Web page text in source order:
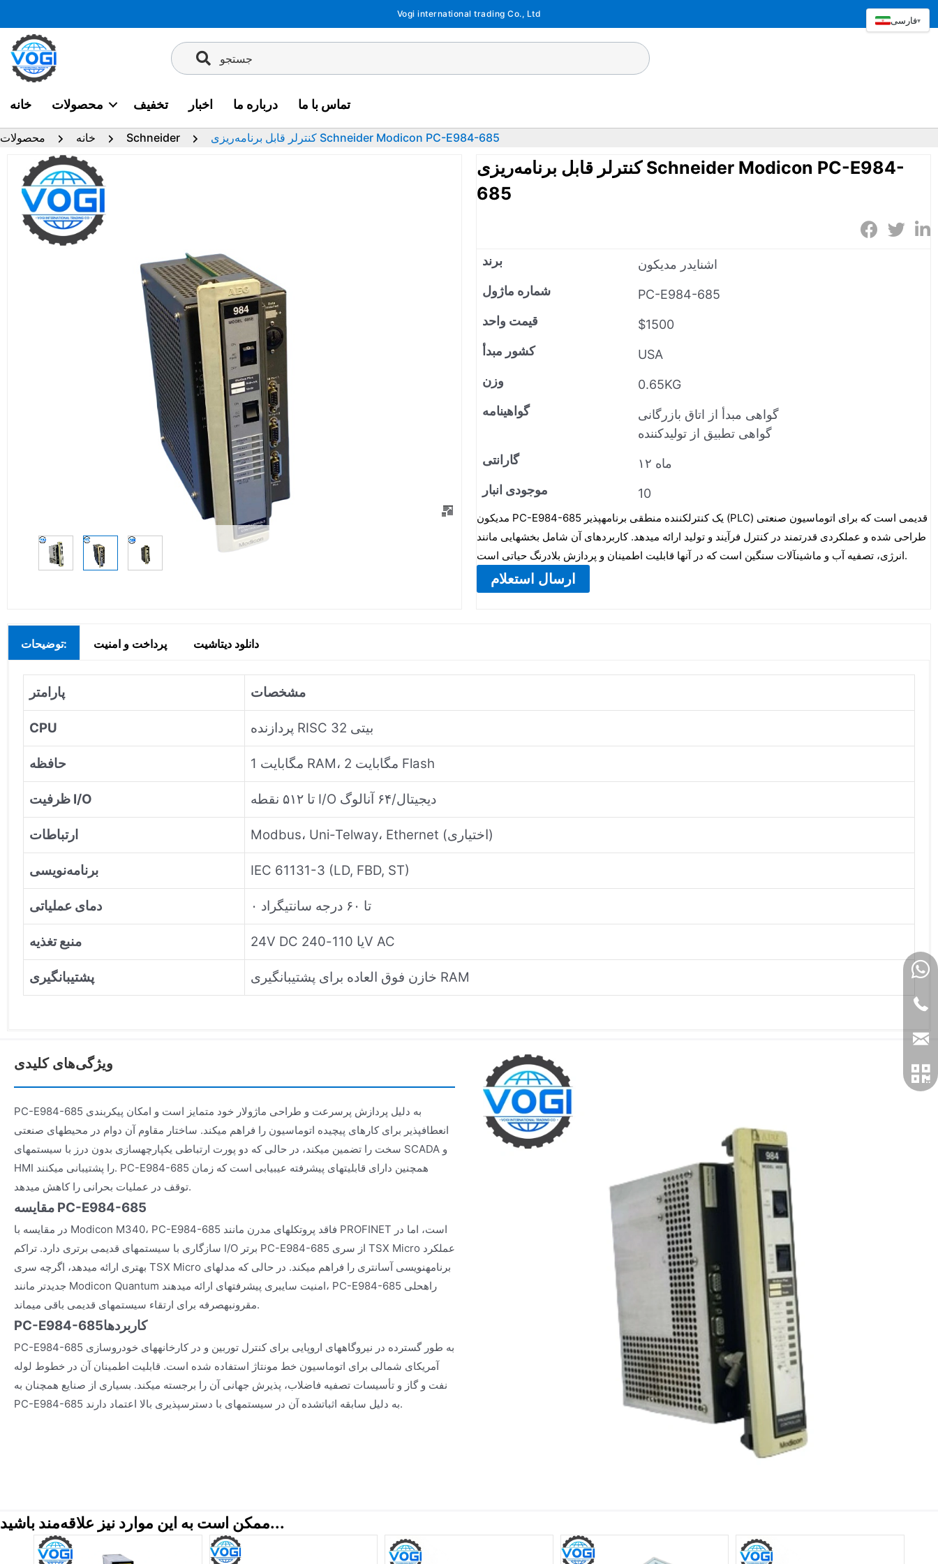
به
محتوا
Vogi international trading Co., Ltd
جستجو
خانه محصولات تخفیف اخبار درباره ما تماس با ما
خانه محصولات Schneider کنترلر قابل برنامه‌ریزی Schneider Modicon PC-E984-685
کنترلر قابل برنامه‌ریزی Schneider Modicon PC-E984-
685
برند
اشنایدر مدیکون
شماره ماژول
PC-E984-685
قیمت واحد
$1500
کشور مبدأ
USA
وزن
0.65KG
گواهینامه
گواهی مبدأ از اتاق بازرگانی
گواهی تطبیق از تولیدکننده
گارانتی
۱۲ ماه
موجودی انبار
10
مدیکون PC-E984-685 یک کنترلکننده منطقی برنامهپذیر (PLC) قدیمی است که برای اتوماسیون صنعتی
طراحی شده و عملکردی قدرتمند در کنترل فرآیند و تولید ارائه میدهد. کاربردهای آن شامل بخشهایی مانند
انرژی، تصفیه آب و ماشینآلات سنگین است که در آنها قابلیت اطمینان و پردازش بلادرنگ حیاتی است.
ارسال استعلام
توضیحات: پرداخت و امنیت دانلود دیتاشیت
پارامتر مشخصات
CPU پردازنده RISC 32 بیتی
حافظه 1 مگابایت RAM، 2 مگابایت Flash
ظرفیت I/O تا ۵۱۲ نقطه I/O دیجیتال/۶۴ آنالوگ
ارتباطات Modbus، Uni-Telway، Ethernet (اختیاری)
برنامه‌نویسی IEC 61131-3 (LD, FBD, ST)
دمای عملیاتی ۰ تا ۶۰ درجه سانتیگراد
منبع تغذیه 24V DC یا 110-240V AC
پشتیبانگیری خازن فوق العاده برای پشتیبانگیری RAM
ویژگی‌های کلیدی
PC-E984-685 به دلیل پردازش پرسرعت و طراحی ماژولار خود متمایز است و امکان پیکربندی
انعطافپذیر برای کارهای پیچیده اتوماسیون را فراهم میکند. ساختار مقاوم آن دوام در محیطهای صنعتی
سخت را تضمین میکند، در حالی که دو پورت ارتباطی یکپارچهسازی بدون درز با سیستمهای SCADA و
HMI را پشتیبانی میکنند. PC-E984-685 همچنین دارای قابلیتهای پیشرفته عیبیابی است که زمان
توقف در عملیات بحرانی را کاهش میدهد.
مقایسه PC-E984-685
در مقایسه با Modicon M340، PC-E984-685 فاقد پروتکلهای مدرن مانند PROFINET است، اما در
سازگاری با سیستمهای قدیمی برتری دارد. تراکم I/O برتر PC-E984-685 از سری TSX Micro عملکرد
بهتری ارائه میدهد، اگرچه سری TSX Micro برنامهنویسی آسانتری را فراهم میکند. در حالی که مدلهای
جدیدتر مانند Modicon Quantum امنیت سایبری پیشرفتهای ارائه میدهند، PC-E984-685 راهحلی
مقرونبهصرفه برای ارتقاء سیستمهای قدیمی باقی میماند.
PC-E984-685کاربردها
PC-E984-685 به طور گسترده در نیروگاههای اروپایی برای کنترل توربین و در کارخانههای خودروسازی
آمریکای شمالی برای اتوماسیون خط مونتاژ استفاده شده است. قابلیت اطمینان آن در خطوط لوله
نفت و گاز و تأسیسات تصفیه فاضلاب، پذیرش جهانی آن را برجسته میکند. بسیاری از صنایع همچنان به
PC-E984-685 به دلیل سابقه اثباتشده آن در سیستمهای با دسترسپذیری بالا اعتماد دارند.
ممکن است به این موارد نیز علاقه‌مند باشید...
فارسی▾